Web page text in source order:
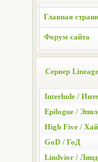
Главная
Форум сайта
Сервер
Interlude /
Epilogue /
High Five /
GoD / ГоД
Lindvior /